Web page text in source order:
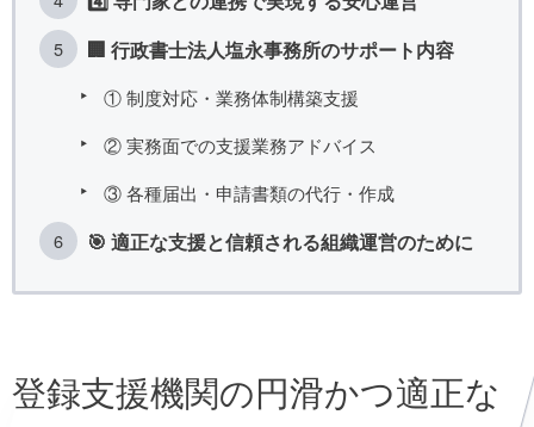
🏢 行政書士法人塩永事務所のサポート内容
① 制度対応・業務体制構築支援
② 実務面での支援業務アドバイス
③ 各種届出・申請書類の代行・作成
🎯 適正な支援と信頼される組織運営のために
登録支援機関の円滑かつ適正な